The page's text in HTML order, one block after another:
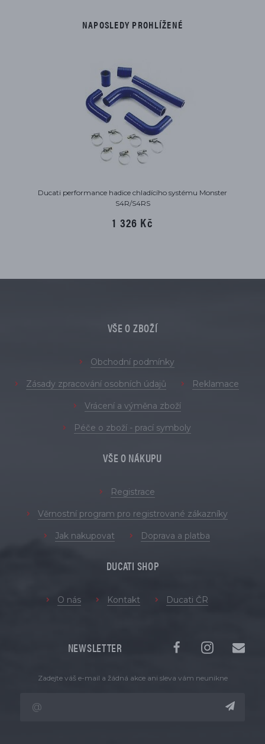
NAPOSLEDY PROHLÍŽENÉ
Ducati performance hadice chladícího systému Monster
S4R/S4RS
1 326 Kč
VŠE O ZBOŽÍ
Obchodní podmínky
Zásady zpracování osobních údajů Reklamace
Vrácení a výměna zboží
Péče o zboží - prací symboly
VŠE O NÁKUPU
Registrace
Věrnostní program pro registrované zákazníky
Jak nakupovat Doprava a platba
DUCATI SHOP
O nás Kontakt Ducati ČR
NEWSLETTER
Zadejte váš e-mail a žádná akce ani sleva vám neunikne